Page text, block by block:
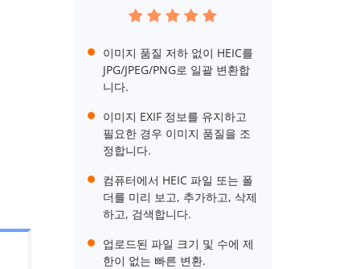
이미지 품질 저하 없이 HEIC를
JPG/JPEG/PNG로 일괄 변환합
니다.
이미지 EXIF 정보를 유지하고
필요한 경우 이미지 품질을 조
정합니다.
컴퓨터에서 HEIC 파일 또는 폴
더를 미리 보고, 추가하고, 삭제
하고, 검색합니다.
업로드된 파일 크기 및 수에 제
한이 없는 빠른 변환.